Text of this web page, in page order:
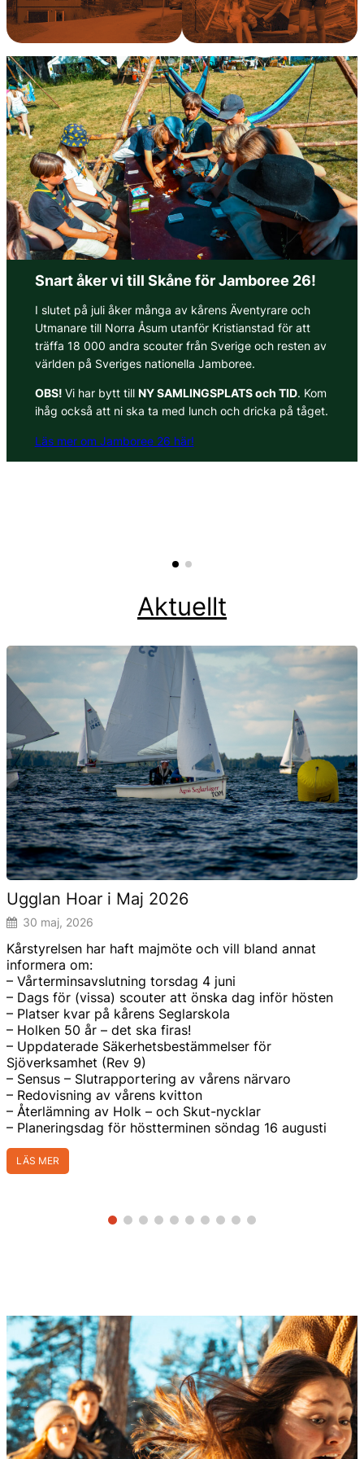
Snart åker vi till Skåne för Jamboree 26!
I slutet på juli åker många av kårens Äventyrare och
Utmanare till Norra Åsum utanför Kristianstad för att
träffa 18 000 andra scouter från Sverige och resten av
världen på Sveriges nationella Jamboree.
OBS! Vi har bytt till NY SAMLINGSPLATS och TID. Kom
ihåg också att ni ska ta med lunch och dricka på tåget.
Läs mer om Jamboree 26 här!
Aktuellt
Ugglan Hoar i Maj 2026
30 maj, 2026
Kårstyrelsen har haft majmöte och vill bland annat
informera om:
– Vårterminsavslutning torsdag 4 juni
– Dags för (vissa) scouter att önska dag inför hösten
– Platser kvar på kårens Seglarskola
– Holken 50 år – det ska firas!
– Uppdaterade Säkerhetsbestämmelser för
Sjöverksamhet (Rev 9)
– Sensus – Slutrapportering av vårens närvaro
– Redovisning av vårens kvitton
– Återlämning av Holk – och Skut-nycklar
– Planeringsdag för höstterminen söndag 16 augusti
LÄS MER